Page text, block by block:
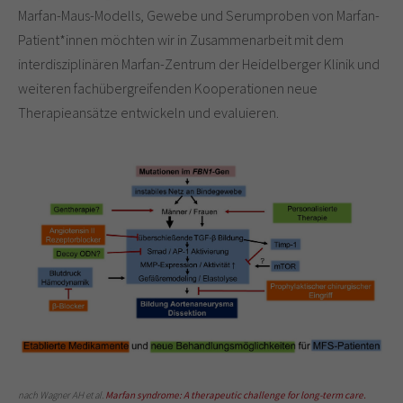
Marfan-Maus-Modells, Gewebe und Serumproben von Marfan-
Patient*innen möchten wir in Zusammenarbeit mit dem
interdisziplinären Marfan-Zentrum der Heidelberger Klinik und
weiteren fachübergreifenden Kooperationen neue
Therapieansätze entwickeln und evaluieren.
nach Wagner AH et al. Marfan syndrome: A therapeutic challenge for long-term care.